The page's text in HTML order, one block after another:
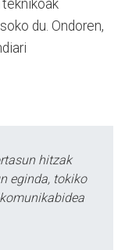
du. Ondoren,
hitzak
eginda, tokiko